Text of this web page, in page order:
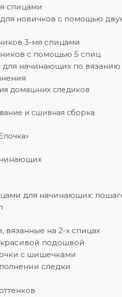
спицами
новичков с помощью
3-мя спицами
с помощью 5 спиц
для начинающих по
домашних следиков
и сшивная сборка
для начинающих:
на 2-х спицах
подошвой
с шишечками
следки